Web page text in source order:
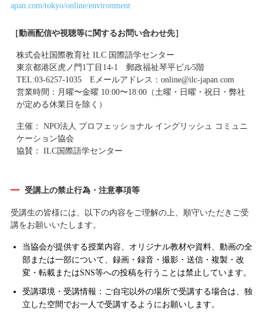
apan.com/tokyo/online/environment
［動画配信や視聴等に関するお問い合わせ先］
株式会社国際教育社 ILC 国際語学センター
東京都港区虎ノ門1丁目14-1 郵政福祉琴平ビル5階
TEL:03-6257-1035 Eメールアドレス：online@ilc-japan.com
営業時間：月曜〜金曜 10:00〜18:00（土曜・日曜・祝日・弊社
が定める休業日を除く）
主催： NPO法人 プロフェッショナル イングリッシュ コミュニ
ケーション協会
協賛： ILC国際語学センター
受講上の禁止行為・注意事項等
受講生の皆様には、以下の内容をご理解の上、順守いただきご受
講をお願いいたします。
当協会が提供する授業内容、オリジナル教材や資料、動画の全
部または一部について、録画・録音・撮影・送信・複製・改
変・転載またはSNS等への投稿を行うことは禁止しています。
受講環境・受講情報：ご自宅以外の場所で受講する場合は、独
立した空間でお一人で受講するようにお願いします。